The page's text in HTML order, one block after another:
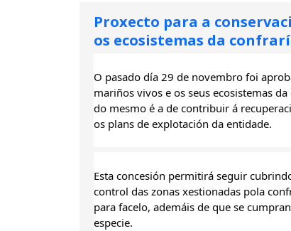
Proxecto para a
os ecosistemas da
O pasado día 29 de novembro foi
mariños vivos e os seus ecosistemas
do mesmo é a de contribuir á
os plans de explotación da entidade.
Esta concesión permitirá seguir
control das zonas xestionadas pola
para facelo, ademáis de que se
especie.